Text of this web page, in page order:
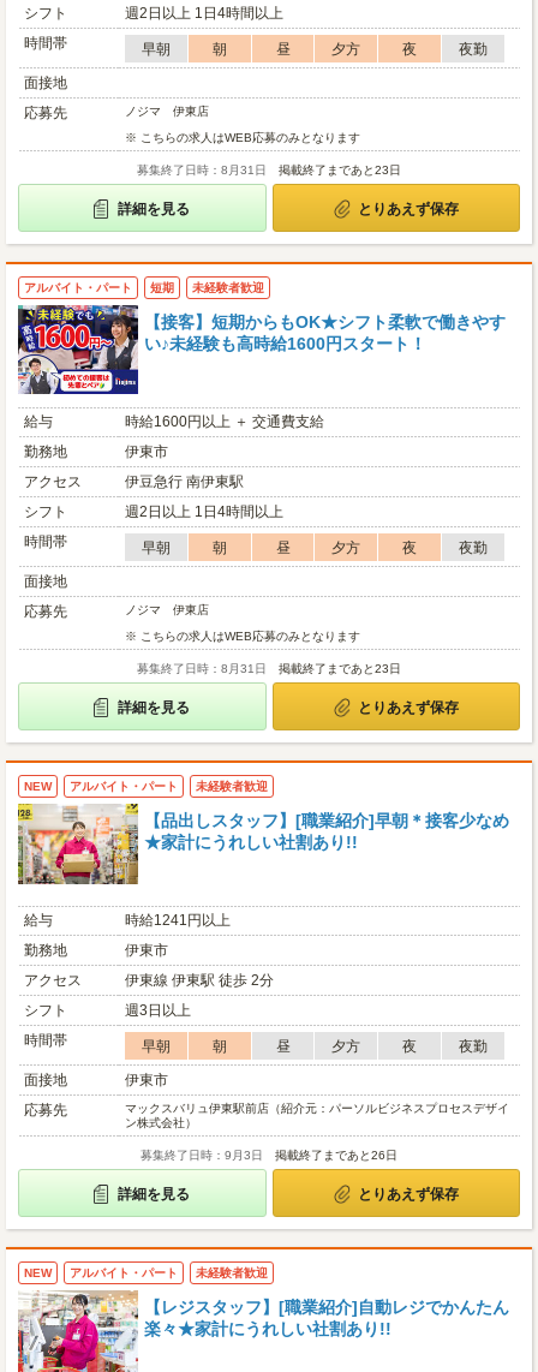
シフト
週2日以上 1日4時間以上
時間帯
早朝 朝 昼 夕方 夜
夜勤
面接地
応募先
ノジマ 伊東店
※ こちらの求人はWEB応募のみとなります
募集終了日時：8月31日 掲載終了まであと23日
詳細を見る とりあえず保存
アルバイト・パート 短期 未経験者歓迎
【接客】短期からもOK★シフト柔軟で働きやす
い♪未経験も高時給1600円スタート！
給与
時給1600円以上 ＋ 交通費支給
勤務地
伊東市
アクセス
伊豆急行 南伊東駅
シフト
週2日以上 1日4時間以上
時間帯
早朝 朝 昼 夕方 夜
夜勤
面接地
応募先
ノジマ 伊東店
※ こちらの求人はWEB応募のみとなります
募集終了日時：8月31日 掲載終了まであと23日
詳細を見る とりあえず保存
NEW アルバイト・パート 未経験者歓迎
【品出しスタッフ】[職業紹介]早朝＊接客少なめ
★家計にうれしい社割あり!!
給与
時給1241円以上
勤務地
伊東市
アクセス
伊東線 伊東駅 徒歩 2分
シフト
週3日以上
時間帯
早朝 朝 昼 夕方 夜
夜勤
面接地
伊東市
応募先
マックスバリュ伊東駅前店（紹介元：パーソルビジネスプロセスデザイ
ン株式会社）
募集終了日時：9月3日 掲載終了まであと26日
詳細を見る とりあえず保存
NEW アルバイト・パート 未経験者歓迎
【レジスタッフ】[職業紹介]自動レジでかんたん
楽々★家計にうれしい社割あり!!